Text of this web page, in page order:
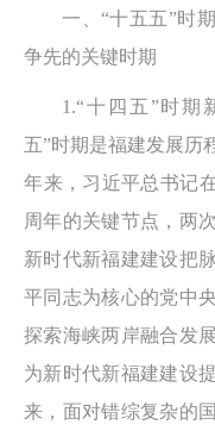
一、“十五五”时
争先的关键时期
1.“十四五”时期
五”时期是福建发展历
年来，习近平总书记
周年的关键节点，两
新时代新福建建设把
平同志为核心的党中
探索海峡两岸融合发
为新时代新福建建设
来，面对错综复杂的